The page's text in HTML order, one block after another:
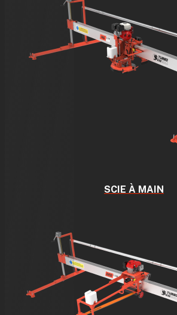
SCIE À MAIN